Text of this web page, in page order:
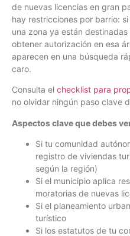
de nuevas licencias en gran
hay restricciones por barrio:
una zona ya están
obtener autorización en esa
aparecen en una búsqueda
caro.
Consulta el checklist para
no olvidar ningún paso clave
Aspectos clave que debes
Si tu comunidad
registro de viviendas
según la región)
Si el municipio aplica
moratorias de nuevas
Si el planeamiento
turístico
Si los estatutos de tu